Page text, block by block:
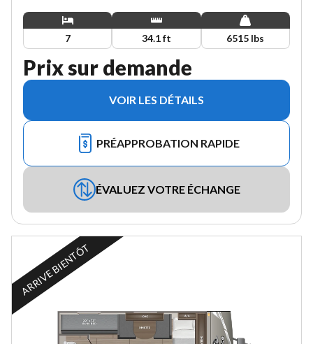
7 34.1 ft 6515 lbs
Prix sur demande
VOIR LES DÉTAILS
PRÉAPPROBATION RAPIDE
ÉVALUEZ VOTRE ÉCHANGE
ARRIVE BIENTÔT